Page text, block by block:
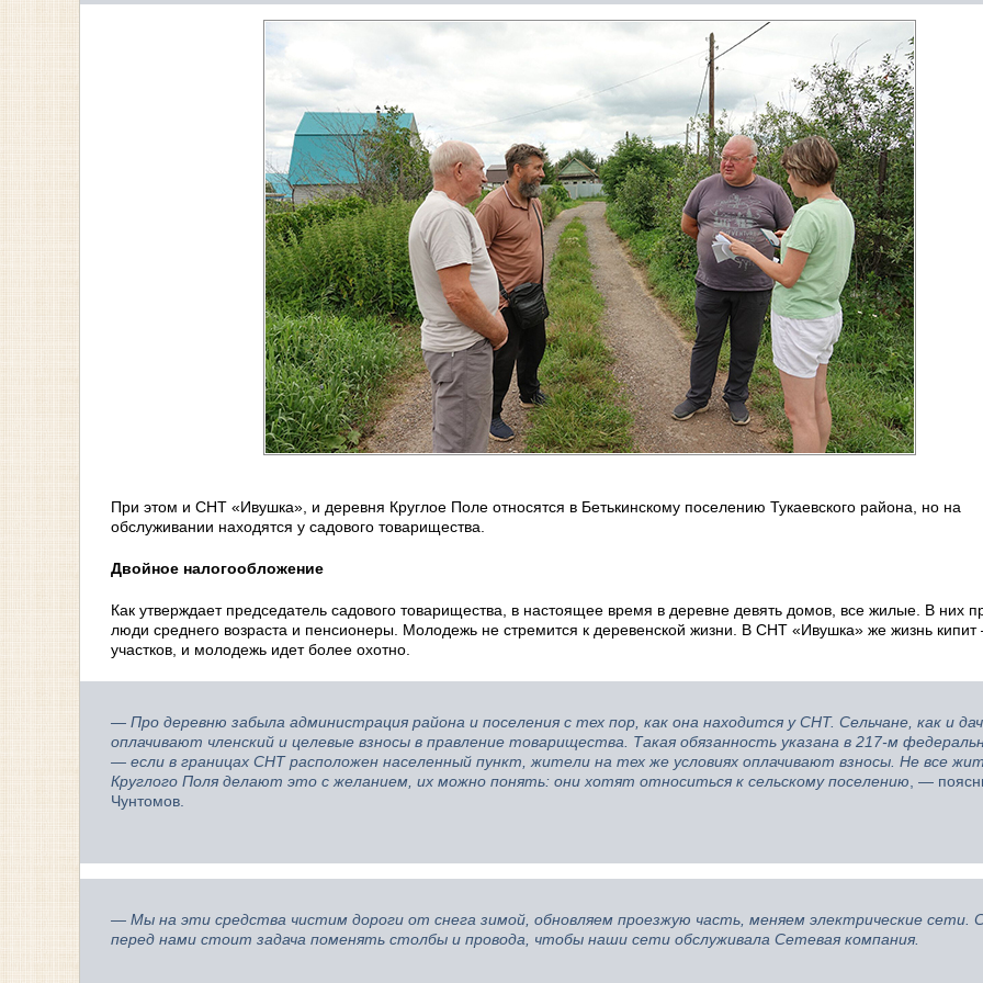
При этом и СНТ «Ивушка», и деревня Круглое Поле относятся в Бетькинскому поселению Тукаевского района, но на
обслуживании находятся у садового товарищества.
Двойное налогообложение
Как утверждает председатель садового товарищества, в настоящее время в деревне девять домов, все жилые. В них
люди среднего возраста и пенсионеры. Молодежь не стремится к деревенской жизни. В СНТ «Ивушка» же жизнь
участков, и молодежь идет более охотно.
— Про деревню забыла администрация района и поселения с тех пор, как она находится у СНТ. Сельчане, как и
оплачивают членский и целевые взносы в правление товарищества. Такая обязанность указана в 217-м
— если в границах СНТ расположен населенный пункт, жители на тех же условиях оплачивают взносы. Не все
Круглого Поля делают это с желанием, их можно понять: они хотят относиться к сельскому поселению , —
Чунтомов.
— Мы на эти средства чистим дороги от снега зимой, обновляем проезжую часть, меняем электрические сети.
перед нами стоит задача поменять столбы и провода, чтобы наши сети обслуживала Сетевая компания.